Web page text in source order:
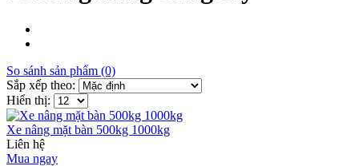
So sánh sản phẩm (0)
Sắp xếp theo:
Hiển thị:
Xe nâng mặt bàn 500kg 1000kg
Liên hệ
Mua ngay